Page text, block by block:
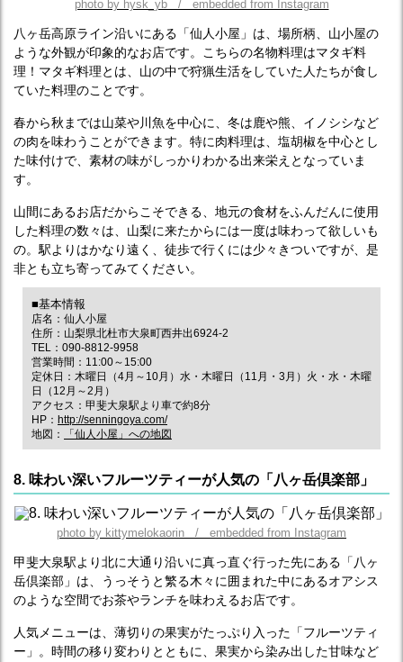
photo by hysk_yb / embedded from Instagram
八ヶ岳高原ライン沿いにある「仙人小屋」は、場所柄、山小屋の
ような外観が印象的なお店です。こちらの名物料理はマタギ料
理！マタギ料理とは、山の中で狩猟生活をしていた人たちが食し
ていた料理のことです。
春から秋までは山菜や川魚を中心に、冬は鹿や熊、イノシシなど
の肉を味わうことができます。特に肉料理は、塩胡椒を中心とし
た味付けで、素材の味がしっかりわかる出来栄えとなっていま
す。
山間にあるお店だからこそできる、地元の食材をふんだんに使用
した料理の数々は、山梨に来たからには一度は味わって欲しいも
の。駅よりはかなり遠く、徒歩で行くには少々きついですが、是
非とも立ち寄ってみてください。
■基本情報
店名：仙人小屋
住所：山梨県北杜市大泉町西井出6924-2
TEL：090-8812-9958
営業時間：11:00～15:00
定休日：木曜日（4月～10月）水・木曜日（11月・3月）火・水・木曜
日（12月～2月）
アクセス：甲斐大泉駅より車で約8分
HP： http://senningoya.com/
地図：
「仙人小屋」への地図
8. 味わい深いフルーツティーが人気の「八ヶ岳倶楽部」
photo by kittymelokaorin / embedded from Instagram
甲斐大泉駅より北に大通り沿いに真っ直ぐ行った先にある「八ヶ
岳倶楽部」は、うっそうと繁る木々に囲まれた中にあるオアシス
のような空間でお茶やランチを味わえるお店です。
人気メニューは、薄切りの果実がたっぷり入った「フルーツティ
ー」。時間の移り変わりとともに、果実から染み出した甘味など